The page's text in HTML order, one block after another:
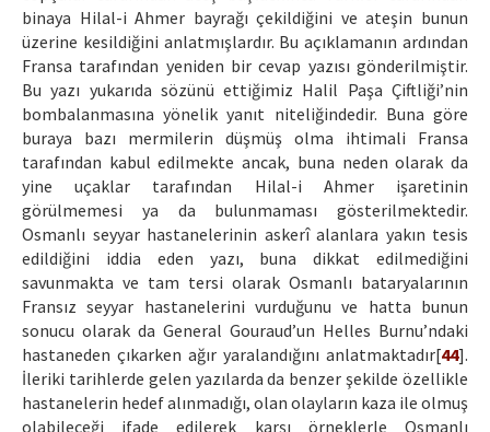
binaya Hilal-i Ahmer bayrağı çekildiğini ve ateşin bunun
üzerine kesildiğini anlatmışlardır. Bu açıklamanın ardından
Fransa tarafından yeniden bir cevap yazısı gönderilmiştir.
Bu yazı yukarıda sözünü ettiğimiz Halil Paşa Çiftliği’nin
bombalanmasına yönelik yanıt niteliğindedir. Buna göre
buraya bazı mermilerin düşmüş olma ihtimali Fransa
tarafından kabul edilmekte ancak, buna neden olarak da
yine uçaklar tarafından Hilal-i Ahmer işaretinin
görülmemesi ya da bulunmaması gösterilmektedir.
Osmanlı seyyar hastanelerinin askerî alanlara yakın tesis
edildiğini iddia eden yazı, buna dikkat edilmediğini
savunmakta ve tam tersi olarak Osmanlı bataryalarının
Fransız seyyar hastanelerini vurduğunu ve hatta bunun
sonucu olarak da General Gouraud’un Helles Burnu’ndaki
hastaneden çıkarken ağır yaralandığını anlatmaktadır[44].
İleriki tarihlerde gelen yazılarda da benzer şekilde özellikle
hastanelerin hedef alınmadığı, olan olayların kaza ile olmuş
olabileceği ifade edilerek karşı örneklerle Osmanlı